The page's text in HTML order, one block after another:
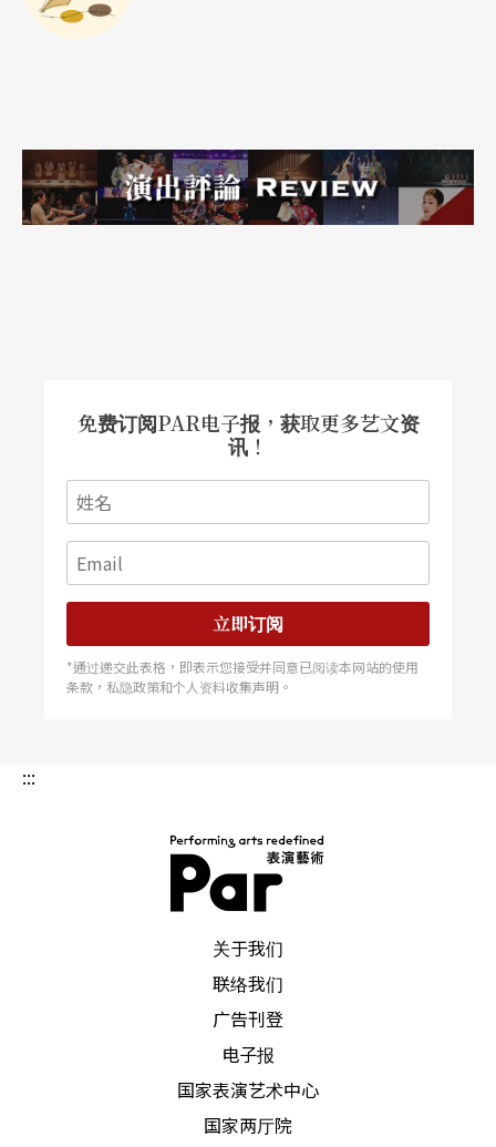
年七月完成并揭幕。见歌剧院网站http://www.oper
乐厅下乐季节目表都出炉了，但是这一页已经写不
下了……。
免费订阅PAR电子报，获取更多艺文资
讯！
立即订阅
*通过递交此表格，即表示您接受并同意已阅读本网站的使用
条款，私隐政策和个人资料收集声明。
:::
关于我们
联络我们
广告刊登
电子报
国家表演艺术中心
国家两厅院